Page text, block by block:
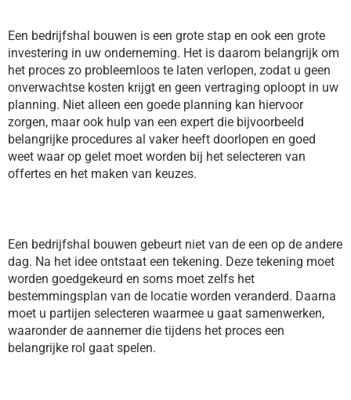
Een bedrijfshal bouwen is een grote stap en ook een grote
investering in uw onderneming. Het is daarom belangrijk om
het proces zo probleemloos te laten verlopen, zodat u geen
onverwachtse kosten krijgt en geen vertraging oploopt in uw
planning. Niet alleen een goede planning kan hiervoor
zorgen, maar ook hulp van een expert die bijvoorbeeld
belangrijke procedures al vaker heeft doorlopen en goed
weet waar op gelet moet worden bij het selecteren van
offertes en het maken van keuzes.
Een bedrijfshal bouwen gebeurt niet van de een op de andere
dag. Na het idee ontstaat een tekening. Deze tekening moet
worden goedgekeurd en soms moet zelfs het
bestemmingsplan van de locatie worden veranderd. Daarna
moet u partijen selecteren waarmee u gaat samenwerken,
waaronder de aannemer die tijdens het proces een
belangrijke rol gaat spelen.